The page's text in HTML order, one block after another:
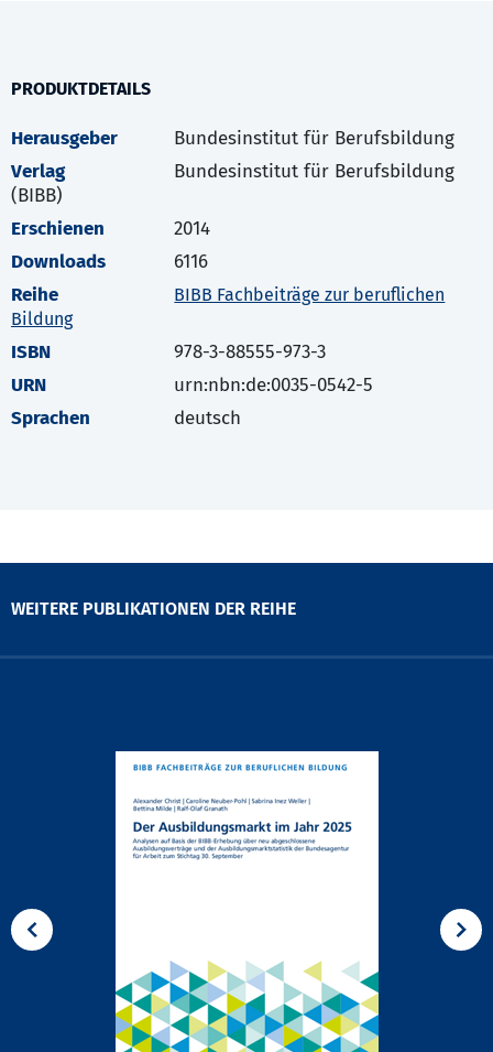
PRODUKTDETAILS
Herausgeber
Bundesinstitut für Berufsbildung
Verlag
Bundesinstitut für Berufsbildung
(BIBB)
Erschienen
2014
Downloads
6116
Reihe
BIBB Fachbeiträge zur beruflichen
Bildung
ISBN
978-3-88555-973-3
URN
urn:nbn:de:0035-0542-5
Sprachen
deutsch
WEITERE PUBLIKATIONEN DER REIHE